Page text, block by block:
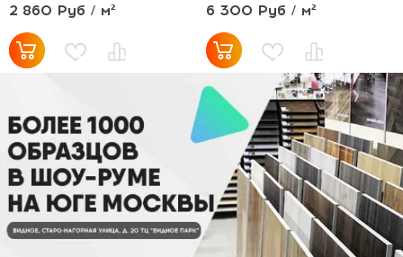
2 860 Руб / м² 6 300 Руб / м²